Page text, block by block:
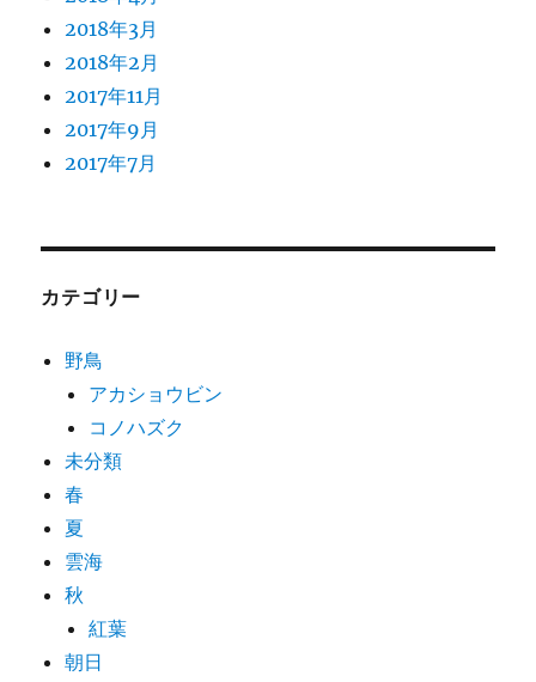
2018年3月
2018年2月
2017年11月
2017年9月
2017年7月
カテゴリー
野鳥
アカショウビン
コノハズク
未分類
春
夏
雲海
秋
紅葉
朝日